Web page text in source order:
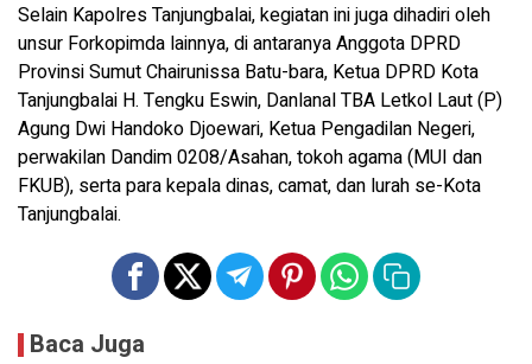
Selain Kapolres Tanjungbalai, kegiatan ini juga dihadiri oleh
unsur Forkopimda lainnya, di antaranya Anggota DPRD
Provinsi Sumut Chairunissa Batu-bara, Ketua DPRD Kota
Tanjungbalai H. Tengku Eswin, Danlanal TBA Letkol Laut (P)
Agung Dwi Handoko Djoewari, Ketua Pengadilan Negeri,
perwakilan Dandim 0208/Asahan, tokoh agama (MUI dan
FKUB), serta para kepala dinas, camat, dan lurah se-Kota
Tanjungbalai.
Baca Juga